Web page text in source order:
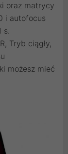
oraz matrycy
i autofocus
s.
Tryb ciągły,
możesz mieć